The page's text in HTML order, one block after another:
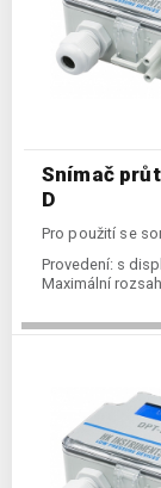
Snímač
D
Pro použití se
Provedení: s
Maximální